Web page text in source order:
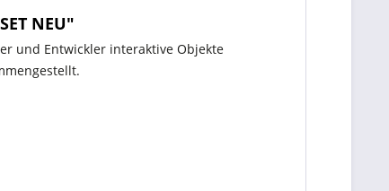
NEU"
und Entwickler interaktive Objekte